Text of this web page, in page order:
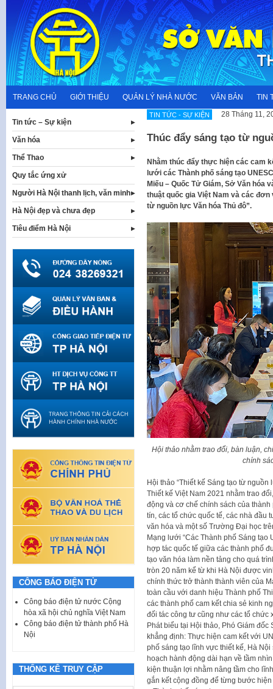
content
TRANG CHỦ GIỚI THIỆU QUẢN LÝ NHÀ NƯỚC VĂN BẢN TIN
TIN TỨC - SỰ KIỆN 28 Tháng 11,
Thúc đẩy sáng tạo từ
Nhằm thúc đẩy thực hiện các cam
lưới các Thành phố sáng tạo
Miếu – Quốc Tử Giám, Sở Văn hóa
thuật quốc gia Việt Nam và các
từ nguồn lực Văn hóa Thủ đô”.
Hội thảo nhằm trao đổi, bàn luận,
chính
Hội thảo “Thiết kế Sáng tạo từ
Thiết kế Việt Nam 2021 nhằm trao
động và cơ chế chính sách của
tín, các tổ chức quốc tế, các nhà đầu
văn hóa và một số Trường Đại học
Mạng lưới “Các Thành phố Sáng tạo
hợp tác quốc tế giữa các thành phố
tạo văn hóa làm nền tảng cho quá
tròn 20 năm kể từ khi Hà Nội được
chính thức trở thành thành viên của
toàn cầu với danh hiệu Thành phố
các thành phố cam kết chia sẻ kinh
đối tác công tư cũng như các tổ chức
Phát biểu tại Hội thảo, Phó Giám
khẳng định: Thực hiện cam kết với
phố sáng tạo lĩnh vực thiết kế, Hà
hoạch hành động dài hạn về tầm
kiện thuận lợi nhằm nâng tầm cho
gắn kết cộng đồng để từng bước
Tin tức – Sự kiện
Văn hóa
Thể Thao
Quy tắc ứng xử
Người Hà Nội thanh lịch, văn minh
Hà Nội đẹp và chưa đẹp
Tiêu điểm Hà Nội
CÔNG BÁO ĐIỆN TỬ
Công báo điện tử nước Cộng
hòa xã hội chủ nghĩa Việt Nam
Công báo điện tử thành phố Hà
Nội
THỐNG KÊ TRUY CẬP